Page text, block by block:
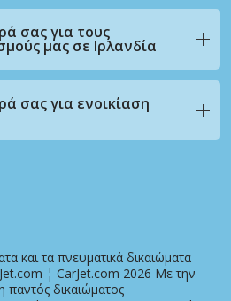
σας για τους
μας σε Ιρλανδία
σας για ενοικίαση
και τα πνευματικά δικαιώματα
¦ CarJet.com 2026 Με την
παντός δικαιώματος